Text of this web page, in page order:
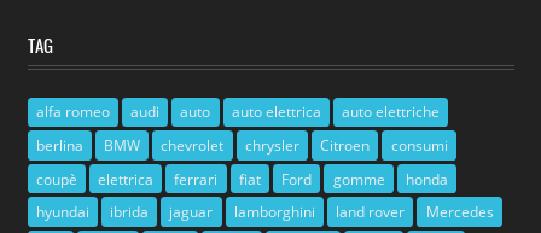
TAG
alfa romeo audi auto auto elettrica
auto elettriche
berlina
BMW chevrolet chrysler Citroen
consumi
coupè
elettrica ferrari fiat Ford gomme
honda
hyundai
ibrida jaguar lamborghini land rover
Mercedes